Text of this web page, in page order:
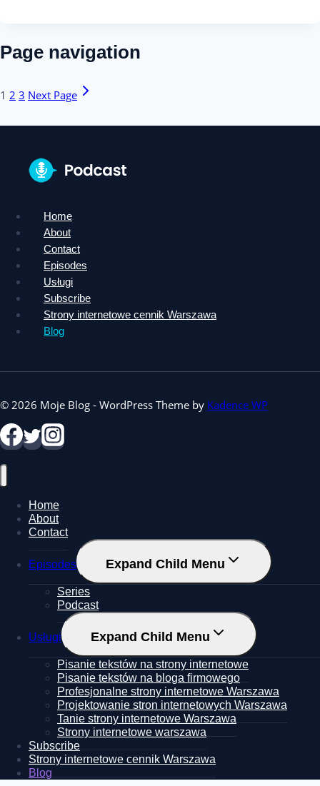
Page navigation
1 2 3 Next Page
Home
About
Contact
Episodes
Usługi
Subscribe
Strony internetowe cennik Warszawa
Blog
© 2026 Moje Blog - WordPress Theme by Kadence WP
Home
About
Contact
Episodes Expand Child Menu
Series
Podcast
Usługi Expand Child Menu
Pisanie tekstów na strony internetowe
Pisanie tekstów na bloga firmowego
Profesjonalne strony internetowe Warszawa
Projektowanie stron internetowych Warszawa
Tanie strony internetowe Warszawa
Strony internetowe warszawa
Subscribe
Strony internetowe cennik Warszawa
Blog